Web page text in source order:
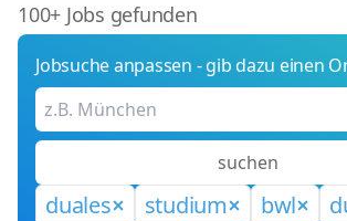
100+ Jobs gefunden
Jobsuche anpassen - gib dazu einen
suchen
duales studium bwl